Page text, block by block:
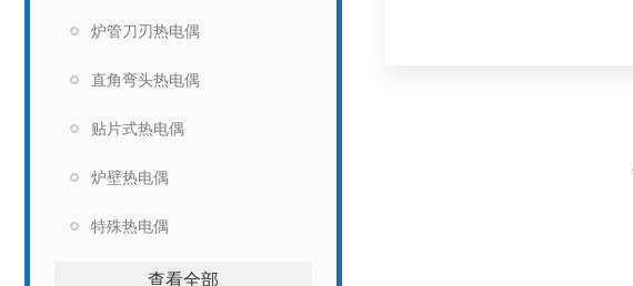
炉管刀刃热电偶
直角弯头热电偶
贴片式热电偶
炉壁热电偶
特殊热电偶
查看全部